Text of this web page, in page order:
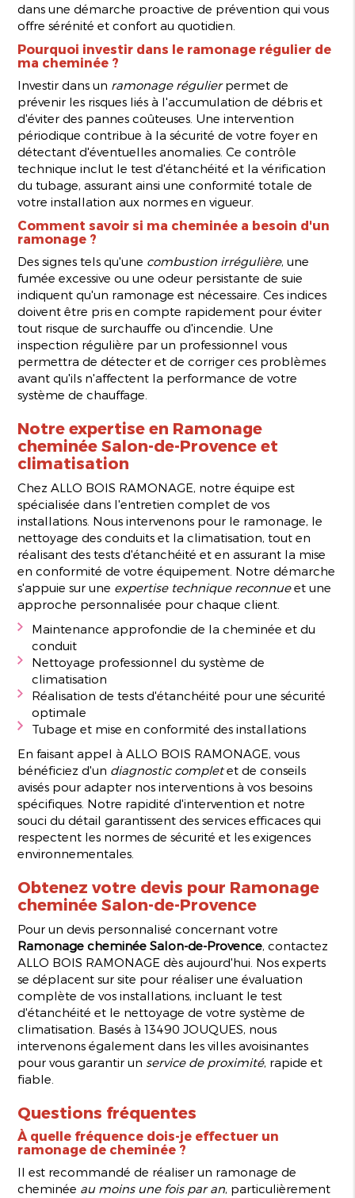
dans une démarche proactive de prévention qui vous
offre sérénité et confort au quotidien.
Pourquoi investir dans le ramonage régulier de
ma cheminée ?
Investir dans un ramonage régulierpermet de
prévenir les risques liés à l'accumulation de débris et
d'éviter des pannes coûteuses. Une intervention
périodique contribue à la sécurité de votre foyer en
détectant d'éventuelles anomalies. Ce contrôle
technique inclut le test d'étanchéité et la vérification
du tubage, assurant ainsi une conformité totale de
votre installation aux normes en vigueur.
Comment savoir si ma cheminée a besoin d'un
ramonage ?
Des signes tels qu'une combustion irrégulière, une
fumée excessive ou une odeur persistante de suie
indiquent qu'un ramonage est nécessaire. Ces indices
doivent être pris en compte rapidement pour éviter
tout risque de surchauffe ou d'incendie. Une
inspection régulière par un professionnel vous
permettra de détecter et de corriger ces problèmes
avant qu'ils n'affectent la performance de votre
système de chauffage.
Notre expertise en Ramonage
cheminée Salon-de-Provence et
climatisation
Chez ALLO BOIS RAMONAGE, notre équipe est
spécialisée dans l'entretien complet de vos
installations. Nous intervenons pour le ramonage, le
nettoyage des conduits et la climatisation, tout en
réalisant des tests d'étanchéité et en assurant la mise
en conformité de votre équipement. Notre démarche
s'appuie sur une expertise technique reconnueet une
approche personnalisée pour chaque client.
Maintenance approfondie de la cheminée et du
conduit
Nettoyage professionnel du système de
climatisation
Réalisation de tests d'étanchéité pour une sécurité
optimale
Tubage et mise en conformité des installations
En faisant appel à ALLO BOIS RAMONAGE, vous
bénéficiez d'un diagnostic completet de conseils
avisés pour adapter nos interventions à vos besoins
spécifiques. Notre rapidité d'intervention et notre
souci du détail garantissent des services efficaces qui
respectent les normes de sécurité et les exigences
environnementales.
Obtenez votre devis pour Ramonage
cheminée Salon-de-Provence
Pour un devis personnalisé concernant votre
Ramonage cheminée Salon-de-Provence , contactez
ALLO BOIS RAMONAGE dès aujourd'hui. Nos experts
se déplacent sur site pour réaliser une évaluation
complète de vos installations, incluant le test
d'étanchéité et le nettoyage de votre système de
climatisation. Basés à 13490 JOUQUES, nous
intervenons également dans les villes avoisinantes
pour vous garantir un service de proximité, rapide et
fiable.
Questions fréquentes
À quelle fréquence dois-je effectuer un
ramonage de cheminée ?
Il est recommandé de réaliser un ramonage de
cheminée au moins une fois par an , particulièrement